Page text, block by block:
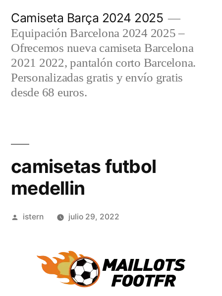
contenido
Camiseta Barça 2024 2025
Equipación Barcelona 2024 2025 –
Ofrecemos nueva camiseta Barcelona
2021 2022, pantalón corto Barcelona.
Personalizadas gratis y envío gratis
desde 68 euros.
camisetas futbol
medellin
Publicado
istern julio 29, 2022